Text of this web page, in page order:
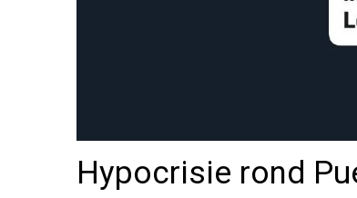
Hypocrisie rond